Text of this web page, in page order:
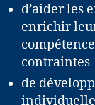
d’aider les
enrichir
contraintes
de